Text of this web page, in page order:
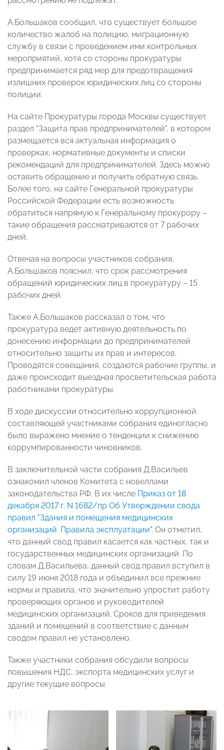
А.Большаков сообщил, что существует большое
количество жалоб на полицию, миграционную
службу в связи с проведением ими контрольных
мероприятий, хотя со стороны прокуратуры
предпринимается ряд мер для предотвращения
излишних проверок юридических лиц со стороны
полиции.
На сайте Прокуратуры города Москвы существует
раздел "Защита прав предпринимателей", в котором
размещается вся актуальная информация о
проверках, нормативные документы и списки
рекомендаций для предпринимателей. Здесь можно
оставить обращение и получить обратную связь.
Более того, на сайте Генеральной прокуратуры
Российской Федерации есть возможность
обратиться напрямую к Генеральному прокурору –
такие обращения рассматриваются от 7 рабочих
дней.
Отвечая на вопросы участников собрания,
А.Большаков пояснил, что срок рассмотрения
обращений юридических лиц в прокуратуру – 15
рабочих дней.
Также А.Большаков рассказал о том, что
прокуратура ведет активную деятельность по
донесению информации до предпринимателей
относительно защиты их прав и интересов.
Проводятся совещания, создаются рабочие группы, и
даже происходит выездная просветительская работа
работниками прокуратуры.
В ходе дискуссии относительно коррупционной
составляющей участниками собрания единогласно
было выражено мнение о тенденции к снижению
коррумпированности чиновников.
В заключительной части собрания Д.Васильев
ознакомил членов Комитета с новеллами
законодательства РФ. В их числе Приказ от 18
декабря 2017 г. N 1682/пр Об Утверждении свода
правил "Здания и помещения медицинских
организаций. Правила эксплуатации". Он отметил,
что данный свод правил касается как частных, так и
государственных медицинских организаций. По
словам Д.Васильева, данный свод правил вступил в
силу 19 июня 2018 года и объединил все прежние
нормы и правила, что значительно упростит работу
проверяющих органов и руководителей
медицинских организаций. Сроков для приведения
зданий и помещений в соответствие с данным
сводом правил не установлено.
Также участники собрания обсудили вопросы
повышения НДС, экспорта медицинских услуг и
другие текущие вопросы.